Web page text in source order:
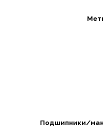
Подшипники/